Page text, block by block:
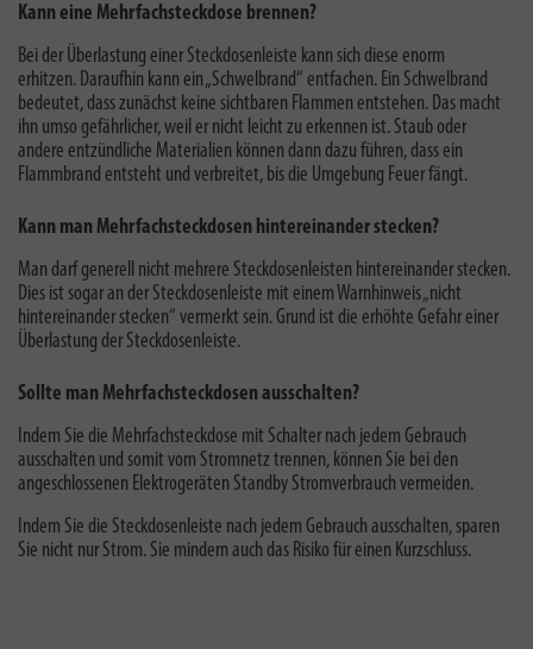
Kann eine Mehrfachsteckdose brennen?
Bei der Überlastung einer Steckdosenleiste kann sich diese enorm
erhitzen. Daraufhin kann ein „Schwelbrand“ entfachen. Ein Schwelbrand
bedeutet, dass zunächst keine sichtbaren Flammen entstehen. Das macht
ihn umso gefährlicher, weil er nicht leicht zu erkennen ist. Staub oder
andere entzündliche Materialien können dann dazu führen, dass ein
Flammbrand entsteht und verbreitet, bis die Umgebung Feuer fängt.
Kann man Mehrfachsteckdosen hintereinander stecken?
Man darf generell nicht mehrere Steckdosenleisten hintereinander stecken.
Dies ist sogar an der Steckdosenleiste mit einem Warnhinweis „nicht
hintereinander stecken“ vermerkt sein. Grund ist die erhöhte Gefahr einer
Überlastung der Steckdosenleiste.
Sollte man Mehrfachsteckdosen ausschalten?
Indem Sie die Mehrfachsteckdose mit Schalter nach jedem Gebrauch
ausschalten und somit vom Stromnetz trennen, können Sie bei den
angeschlossenen Elektrogeräten Standby Stromverbrauch vermeiden.
Indem Sie die Steckdosenleiste nach jedem Gebrauch ausschalten,sparen
Sie nicht nur Strom. Sie mindern auch das Risiko für einen Kurzschluss.